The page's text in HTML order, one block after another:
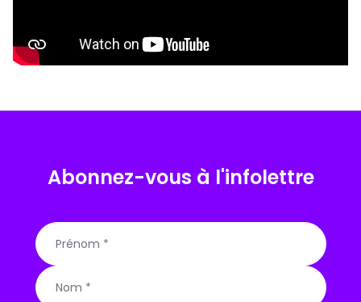
Abonnez-vous à l'infolettre
Courriel